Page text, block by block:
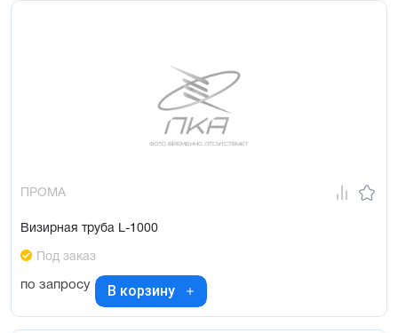
ПРОМА
Визирная труба L-1000
Под заказ
по запросу В корзину